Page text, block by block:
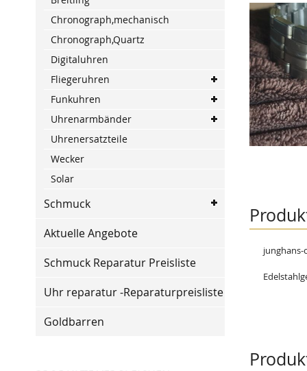
end
of
the
images
gallery
to
the
beginning
gallery
Chronograph,mechanisch
Chronograph,Quartz
Digitaluhren
Fliegeruhren
Funkuhren
Uhrenarmbänder
Uhrenersatzteile
Wecker
Solar
Schmuck
Aktuelle Angebote
Schmuck Reparatur Preisliste
Uhr reparatur -Reparaturpreisliste
Goldbarren